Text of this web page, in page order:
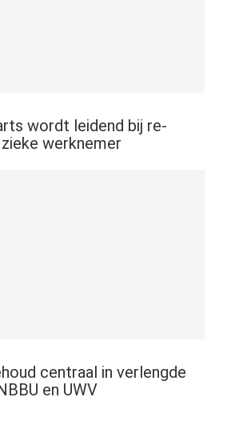
wordt leidend bij re-
werknemer
centraal in verlengde
en UWV